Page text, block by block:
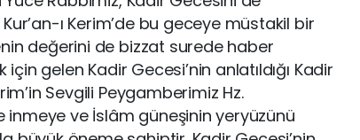
Kur’an-ı Kerim’de bu geceye müstakil bir
değerini de bizzat surede haber
gelen Kadir Gecesi’nin anlatıldığı Kadir
Sevgili Peygamberimiz Hz.
inmeye ve İslâm güneşinin yeryüzünü